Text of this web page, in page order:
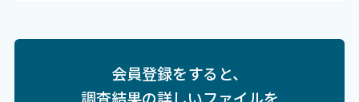
会員登録をすると、